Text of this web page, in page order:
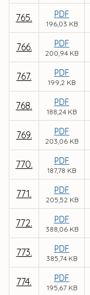
765. PDF
196,03 KB
766. PDF
200,94 KB
767. PDF
199,2 KB
768. PDF
188,24 KB
769. PDF
203,06 KB
770. PDF
187,78 KB
771. PDF
205,52 KB
772. PDF
388,06 KB
773. PDF
385,74 KB
774. PDF
195,67 KB